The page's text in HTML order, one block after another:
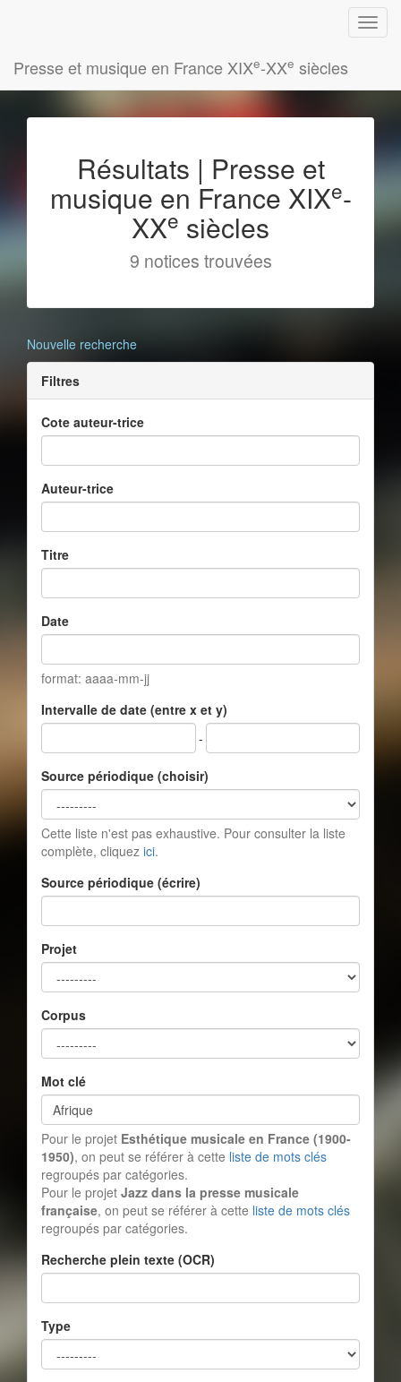
Presse et musique en France XIXe-XXe siècles
Résultats | Presse et
musique en France XIXe-
XXe siècles
9 notices trouvées
Nouvelle recherche
Filtres
Cote auteur-trice
Auteur-trice
Titre
Date
format: aaaa-mm-jj
Intervalle de date (entre x et y)
-
Source périodique (choisir)
Cette liste n'est pas exhaustive. Pour consulter la liste
complète, cliquez ici.
Source périodique (écrire)
Projet
Corpus
Mot clé
Pour le projet Esthétique musicale en France (1900-
1950), on peut se référer à cette liste de mots clés
regroupés par catégories.
Pour le projet Jazz dans la presse musicale
française, on peut se référer à cette liste de mots clés
regroupés par catégories.
Recherche plein texte (OCR)
Type